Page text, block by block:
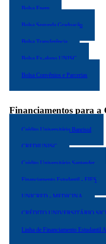
Bolsa Enem
Bolsa Segunda Graduação
Bolsa Transferência
Bolsa Ex-aluno UNISC
Bolsa Convênios e Parcerias
Financiamentos para a
Crédito Universitário Banrisul
CREDIUNISC
Crédito Universitário Santander
Financiamento Estudantil - FIES
UNICRED - MEDICINA
CRÉDITO UNIVERSITÁRIO
Linha de Financiamento Estudantil